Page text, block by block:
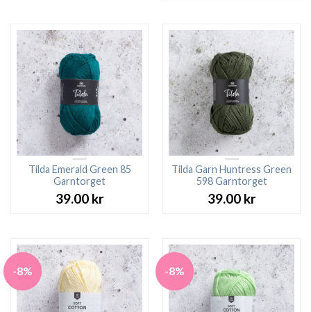
Tilda Emerald Green 85
Garntorget
39.00 kr
Tilda Garn Huntress Green
598 Garntorget
39.00 kr
-8% -8%